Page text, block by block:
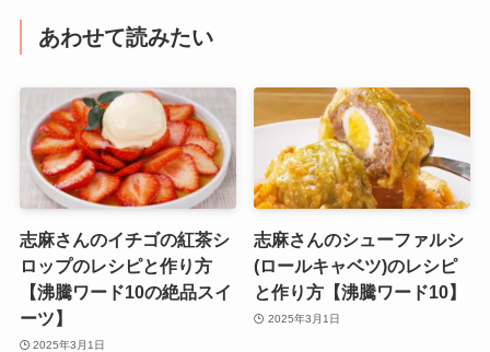
あわせて読みたい
志麻さんのイチゴの紅茶シ
ロップのレシピと作り方
【沸騰ワード10の絶品スイ
ーツ】
2025年3月1日
志麻さんのシューファルシ
(ロールキャベツ)のレシピ
と作り方【沸騰ワード10】
2025年3月1日